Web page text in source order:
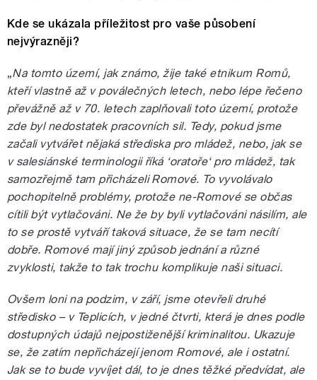
Kde se ukázala příležitost pro vaše působení
nejvýrazněji?
„Na tomto území, jak známo, žije také etnikum Romů,
kteří vlastně až v poválečných letech, nebo lépe řečeno
převážně až v 70. letech zaplňovali toto území, protože
zde byl nedostatek pracovních sil. Tedy, pokud jsme
začali vytvářet nějaká střediska pro mládež, nebo, jak se
v salesiánské terminologii říká ‘oratoře‘ pro mládež, tak
samozřejmě tam přicházeli Romové. To vyvolávalo
pochopitelně problémy, protože ne-Romové se občas
cítili být vytlačováni. Ne že by byli vytlačováni násilím, ale
to se prostě vytváří taková situace, že se tam necítí
dobře. Romové mají jiný způsob jednání a různé
zvyklosti, takže to tak trochu komplikuje naši situaci.
Ovšem loni na podzim, v září, jsme otevřeli druhé
středisko – v Teplicích, v jedné čtvrti, která je dnes podle
dostupných údajů nejpostiženější kriminalitou. Ukazuje
se, že zatím nepřicházejí jenom Romové, ale i ostatní.
Jak se to bude vyvíjet dál, to je dnes těžké předvídat, ale